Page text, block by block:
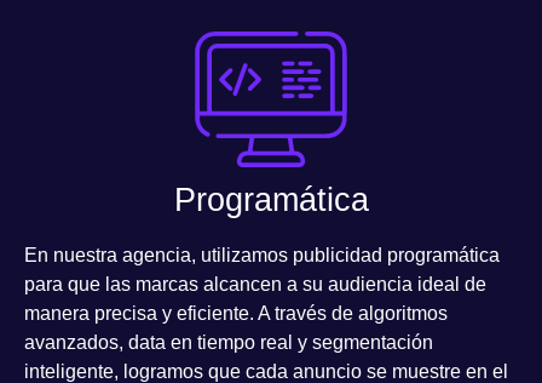
Programática
En nuestra agencia, utilizamos publicidad programática
para que las marcas alcancen a su audiencia ideal de
manera precisa y eficiente. A través de algoritmos
avanzados, data en tiempo real y segmentación
inteligente, logramos que cada anuncio se muestre en el